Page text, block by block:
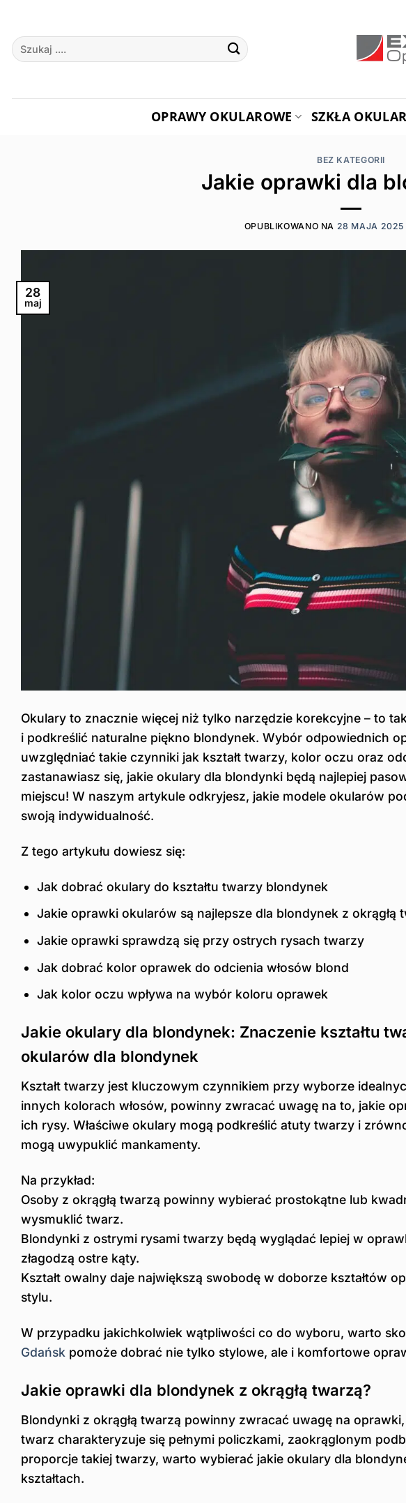
zawartości
Szukaj:
OPRAWY OKULAROWE SZKŁA
BEZ KATEGORII
Jakie oprawki dla
OPUBLIKOWANO NA 28 MAJA 2025
28
maj
Okulary to znacznie więcej niż tylko narzędzie korekcyjne – to
i podkreślić naturalne piękno blondynek. Wybór odpowiednich
uwzględniać takie czynniki jak kształt twarzy, kolor oczu oraz
zastanawiasz się, jakie okulary dla blondynki będą najlepiej
miejscu! W naszym artykule odkryjesz, jakie modele okularów
swoją indywidualność.
Z tego artykułu dowiesz się:
Jak dobrać okulary do kształtu twarzy blondynek
Jakie oprawki okularów są najlepsze dla blondynek z okrągłą
Jakie oprawki sprawdzą się przy ostrych rysach twarzy
Jak dobrać kolor oprawek do odcienia włosów blond
Jak kolor oczu wpływa na wybór koloru oprawek
Jakie okulary dla blondynek: Znaczenie kształtu
okularów dla blondynek
Kształt twarzy jest kluczowym czynnikiem przy wyborze
innych kolorach włosów, powinny zwracać uwagę na to, jakie
ich rysy. Właściwe okulary mogą podkreślić atuty twarzy i
mogą uwypuklić mankamenty.
Na przykład:
Osoby z okrągłą twarzą powinny wybierać prostokątne lub
wysmuklić twarz.
Blondynki z ostrymi rysami twarzy będą wyglądać lepiej w
złagodzą ostre kąty.
Kształt owalny daje największą swobodę w doborze kształtów
stylu.
W przypadku jakichkolwiek wątpliwości co do wyboru, warto
Gdańsk pomoże dobrać nie tylko stylowe, ale i komfortowe
Jakie oprawki dla blondynek z okrągłą twarzą?
Blondynki z okrągłą twarzą powinny zwracać uwagę na
twarz charakteryzuje się pełnymi policzkami, zaokrąglonym
proporcje takiej twarzy, warto wybierać jakie okulary dla
kształtach.